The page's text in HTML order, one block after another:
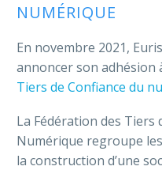
NUMÉRIQUE
En novembre 2021,
annoncer son adhésion
Tiers de Confiance du
La Fédération des Tiers
Numérique regroupe
la construction d’une